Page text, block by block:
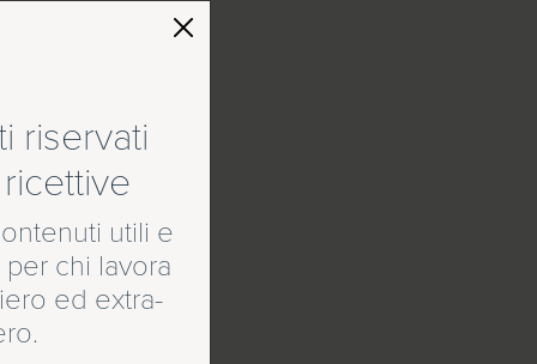
riservati
utili e
chi lavora
ed extra-